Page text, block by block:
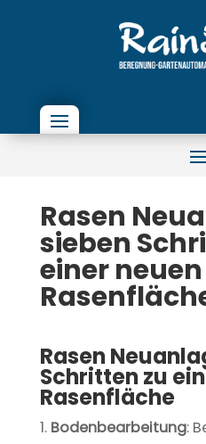
Rasen
sieben
einer neuen
Rasen
Schritten zu
Rasenfläche
Bodenbearbeitung: